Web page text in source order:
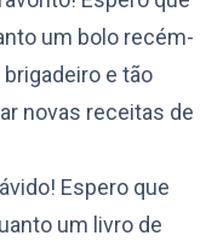
um bolo recém-
e tão
novas receitas de
Espero que
um livro de